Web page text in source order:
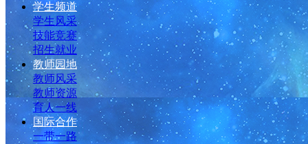
学生频道
学生风采
技能竞赛
招生就业
教师园地
教师风采
教师资源
育人一线
国际合作
一带一路